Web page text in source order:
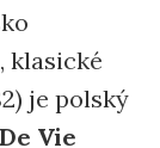
klasické
je polský
Vie